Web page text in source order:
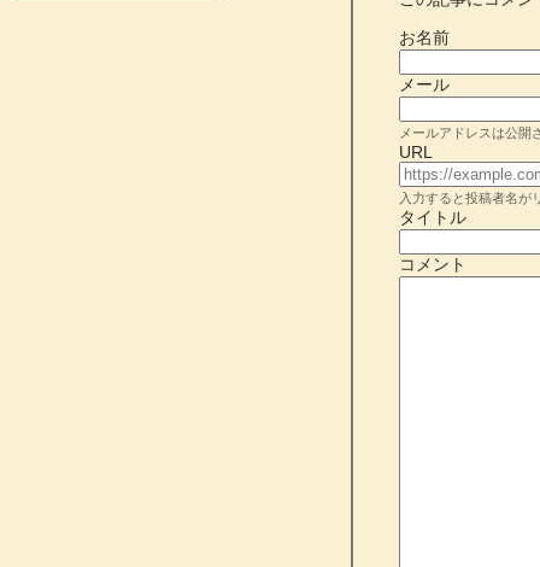
お名前
メール
メールアドレスは公開
URL
入力すると投稿者名が
タイトル
コメント